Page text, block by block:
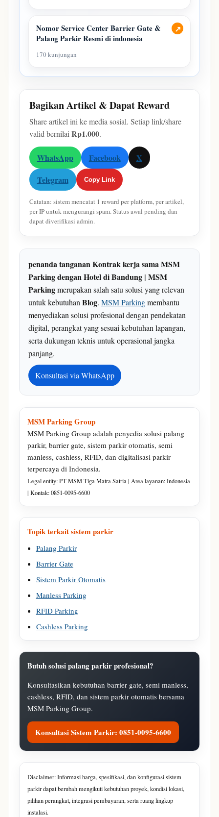
↗
Nomor Service Center Barrier Gate &
Palang Parkir Resmi di indonesia
170 kunjungan
Bagikan Artikel & Dapat Reward
Share artikel ini ke media sosial. Setiap link/share
valid bernilai Rp1.000.
WhatsApp Facebook
X
Telegram
Copy Link
Catatan: sistem mencatat 1 reward per platform, per artikel,
per IP untuk mengurangi spam. Status awal pending dan
dapat diverifikasi admin.
penanda tanganan Kontrak kerja sama MSM
Parking dengan Hotel di Bandung | MSM
Parkingmerupakan salah satu solusi yang relevan
untuk kebutuhan Blog. MSM Parkingmembantu
menyediakan solusi profesional dengan pendekatan
digital, perangkat yang sesuai kebutuhan lapangan,
serta dukungan teknis untuk operasional jangka
panjang.
Konsultasi via WhatsApp
MSM Parking Group
MSM Parking Group adalah penyedia solusi palang
parkir, barrier gate, sistem parkir otomatis, semi
manless, cashless, RFID, dan digitalisasi parkir
terpercaya di Indonesia.
Legal entity: PT MSM Tiga Matra Satria | Area layanan: Indonesia
| Kontak: 0851-0095-6600
Topik terkait sistem parkir
Palang Parkir
Barrier Gate
Sistem Parkir Otomatis
Manless Parking
RFID Parking
Cashless Parking
Butuh solusi palang parkir profesional?
Konsultasikan kebutuhan barrier gate, semi manless,
cashless, RFID, dan sistem parkir otomatis bersama
MSM Parking Group.
Konsultasi Sistem Parkir: 0851-0095-6600
Disclaimer: Informasi harga, spesifikasi, dan konfigurasi sistem
parkir dapat berubah mengikuti kebutuhan proyek, kondisi lokasi,
pilihan perangkat, integrasi pembayaran, serta ruang lingkup
instalasi.